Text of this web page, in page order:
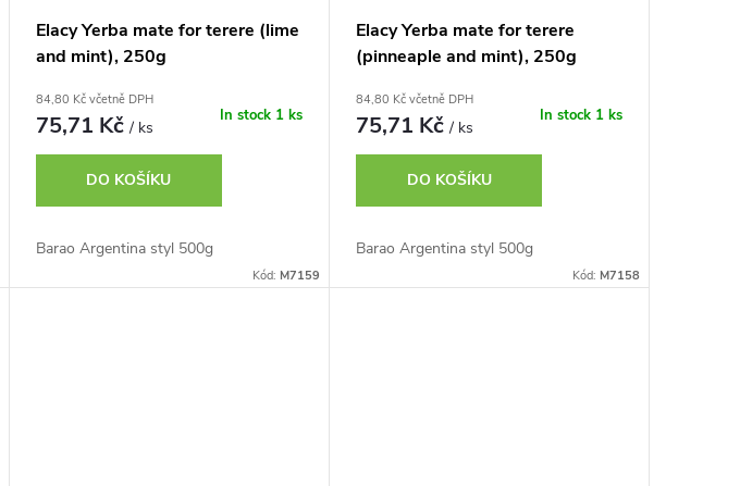
Elacy Yerba mate for terere (lime
and mint), 250g
84,80 Kč včetně DPH
75,71 Kč/ ks
In stock 1 ks
DO KOŠÍKU
Barao Argentina styl 500g
Kód: M7159
Elacy Yerba mate for terere
(pinneaple and mint), 250g
84,80 Kč včetně DPH
75,71 Kč/ ks
In stock 1 ks
DO KOŠÍKU
Barao Argentina styl 500g
Kód: M7158